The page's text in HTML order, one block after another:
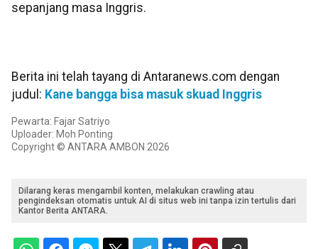
sepanjang masa Inggris.
Berita ini telah tayang di Antaranews.com dengan
judul: Kane bangga bisa masuk skuad Inggris
Pewarta: Fajar Satriyo
Uploader: Moh Ponting
Copyright © ANTARA AMBON 2026
Dilarang keras mengambil konten, melakukan crawling atau
pengindeksan otomatis untuk AI di situs web ini tanpa izin tertulis dari
Kantor Berita ANTARA.